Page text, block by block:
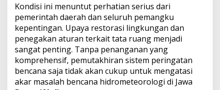
Kondisi ini menuntut perhatian serius dari
pemerintah daerah dan seluruh pemangku
kepentingan. Upaya restorasi lingkungan dan
penegakan aturan terkait tata ruang menjadi
sangat penting. Tanpa penanganan yang
komprehensif, pemutakhiran sistem peringatan
bencana saja tidak akan cukup untuk mengatasi
akar masalah bencana hidrometeorologi di Jawa